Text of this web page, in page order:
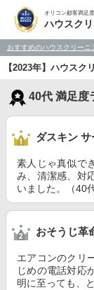
オリコン顧客満足
ハウスク
おすすめのハウスクリーニ
【2023年】ハウス
40代 満足度
ダスキン
素人じゃ真似で
み、清潔感、対
いました。（40
おそうじ革
エアコンのクリ
じめの電話対応
明に至っても、